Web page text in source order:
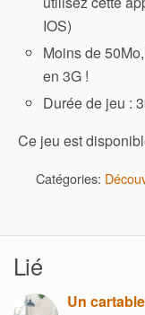
IOS)
Moins de
en 3G !
Durée de jeu :
Ce jeu est
Catégories:
Lié
Un